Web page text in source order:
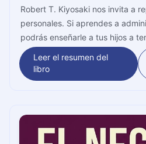
Robert T. Kiyosaki nos invita a
personales. Si aprendes a
podrás enseñarle a tus hijos a
para que sean adultos
futuro. ¡Depende de tu voluntad!
Leer el resumen del
libro